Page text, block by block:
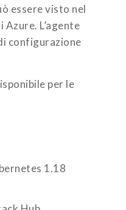
essere visto nel
L’agente
configurazione
per le
1.18